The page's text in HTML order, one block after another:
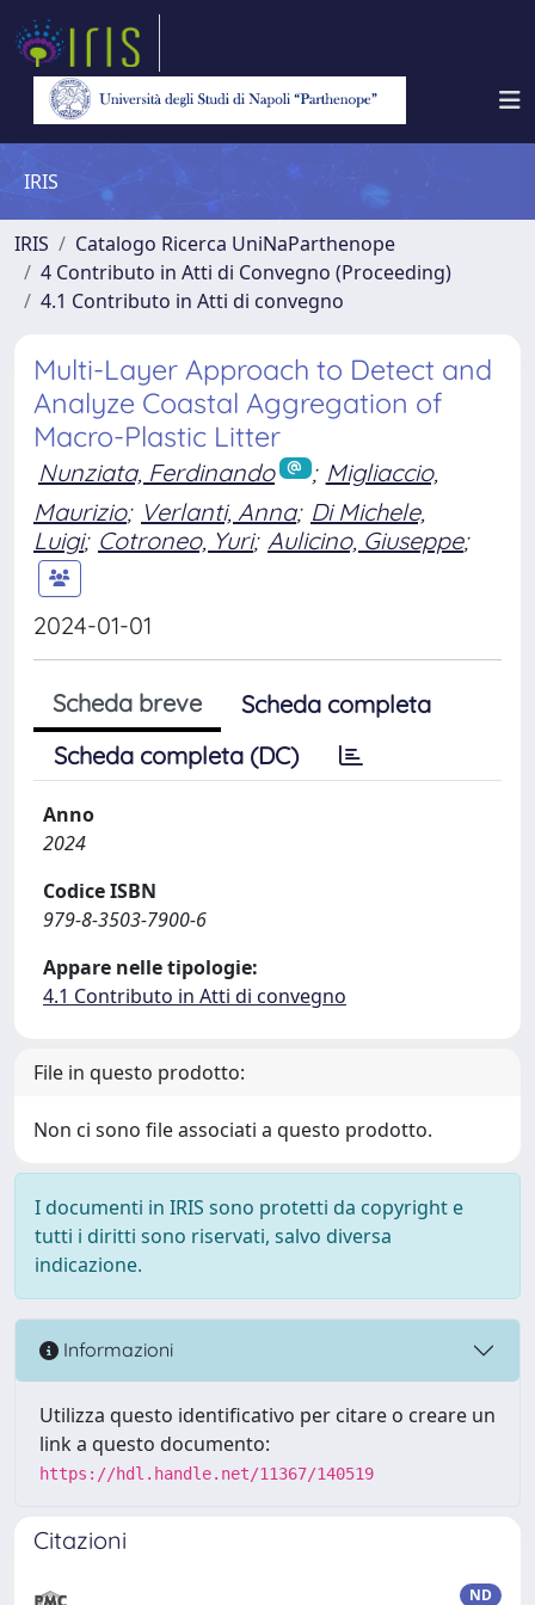
IRIS
IRIS
Catalogo Ricerca UniNaParthenope
4 Contributo in Atti di Convegno (Proceeding)
4.1 Contributo in Atti di convegno
Multi-Layer Approach to Detect and
Analyze Coastal Aggregation of
Macro-Plastic Litter
Nunziata, Ferdinando ; Migliaccio,
Maurizio; Verlanti, Anna; Di Michele,
Luigi; Cotroneo, Yuri; Aulicino, Giuseppe;
2024-01-01
Scheda breve
Scheda completa
Scheda completa (DC)
Anno
2024
Codice ISBN
979-8-3503-7900-6
Appare nelle tipologie:
4.1 Contributo in Atti di convegno
File in questo prodotto:
Non ci sono file associati a questo prodotto.
I documenti in IRIS sono protetti da copyright e
tutti i diritti sono riservati, salvo diversa
indicazione.
Informazioni
Utilizza questo identificativo per citare o creare un
link a questo documento:
https://hdl.handle.net/11367/140519
Citazioni
ND